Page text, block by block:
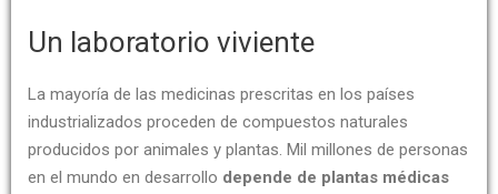
Un laboratorio viviente
La mayoría de las medicinas prescritas en los países
industrializados proceden de compuestos naturales
producidos por animales y plantas. Mil millones de personas
en el mundo en desarrollo depende de plantas médicas